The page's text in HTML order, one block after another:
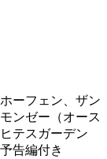
ーフェン、ザン
ンゼー（オース
テスガーデン
告編付き